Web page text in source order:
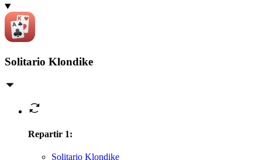
Solitario Klondike
Repartir 1:
Solitario Klondike